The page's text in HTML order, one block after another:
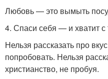
Любовь — это вымыть
4. Спаси себя — и хватит с
Нельзя рассказать про
попробовать. Нельзя
христианство, не пробуя.